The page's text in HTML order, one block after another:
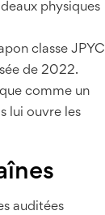
physiques
classe JPYC
de 2022.
comme un
lui ouvre les
auditées